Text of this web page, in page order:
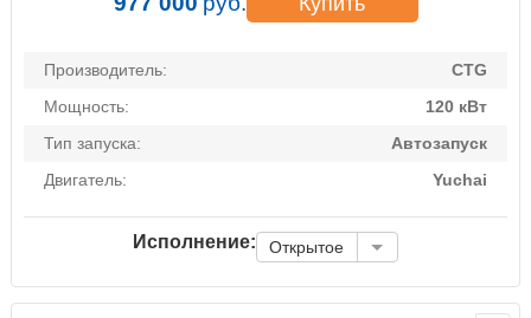
Производитель:
CTG
Мощность:
120 кВт
Тип запуска:
Автозапуск
Двигатель:
Yuchai
Исполнение: Открытое